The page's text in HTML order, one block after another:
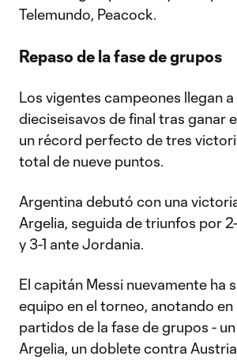
Telemundo, Peacock.
Repaso de la fase de grupos
Los vigentes campeones llegan a
dieciseisavos de final tras ganar
un récord perfecto de tres
total de nueve puntos.
Argentina debutó con una
Argelia, seguida de triunfos por
y 3-1 ante Jordania.
El capitán Messi nuevamente ha
equipo en el torneo, anotando en
partidos de la fase de grupos -
Argelia, un doblete contra